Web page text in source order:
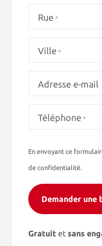
Rue *
Ville *
Adresse e-mail
Téléphone *
CAPTCHA
En envoyant ce
de confidentialité.
Demander une
Gratuit et sans